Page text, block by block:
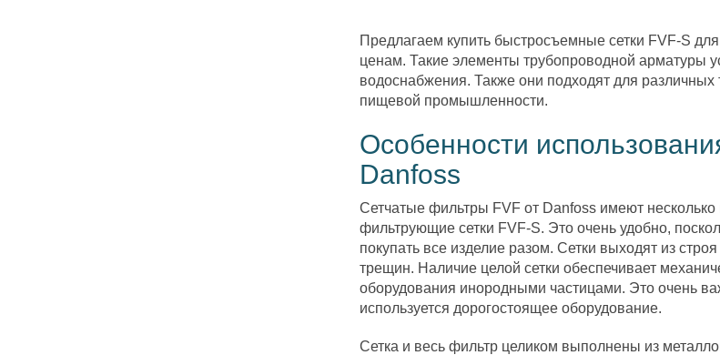
Предлагаем купить быстросъемные сетки FVF-S
ценам. Такие элементы трубопроводной арматуры
водоснабжения. Также они подходят для
пищевой промышленности.
Особенности
Danfoss
Сетчатые фильтры FVF от Danfoss имеют
фильтрующие сетки FVF-S. Это очень удобно,
покупать все изделие разом. Сетки выходят из
трещин. Наличие целой сетки обеспечивает
оборудования инородными частицами. Это очень
используется дорогостоящее оборудование.
Сетка и весь фильтр целиком выполнены из